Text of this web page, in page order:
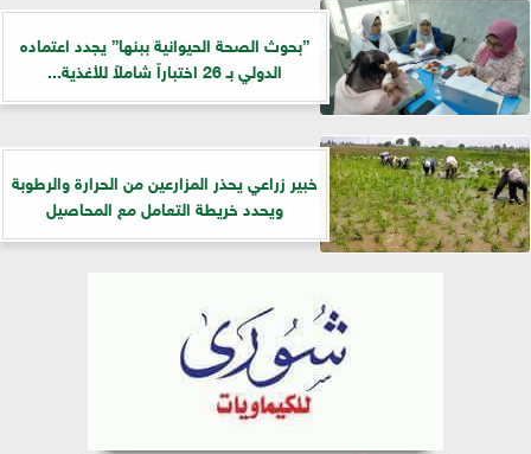
”بحوث الصحة الحيوانية ببنها” يجدد اعتماده
الدولي بـ 26 اختباراً شاملاً للأغذية...
خبير زراعي يحذر المزارعين من الحرارة والرطوبة
ويحدد خريطة التعامل مع المحاصيل